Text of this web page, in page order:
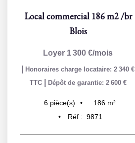
Local commercial 186 m2 /br
Blois
Loyer 1 300 €/mois
Honoraires charge locataire: 2 340 €
TTC
Dépôt de garantie: 2 600 €
6 pièce(s) 186 m²
Réf : 9871